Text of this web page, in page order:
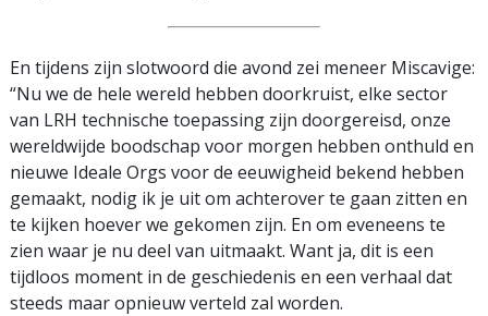
En tijdens zijn slotwoord die avond zei meneer Miscavige:
“Nu we de hele wereld hebben doorkruist, elke sector
van LRH technische toepassing zijn doorgereisd, onze
wereldwijde boodschap voor morgen hebben onthuld en
nieuwe Ideale Orgs voor de eeuwigheid bekend hebben
gemaakt, nodig ik je uit om achterover te gaan zitten en
te kijken hoever we gekomen zijn. En om eveneens te
zien waar je nu deel van uitmaakt. Want ja, dit is een
tijdloos moment in de geschiedenis en een verhaal dat
steeds maar opnieuw verteld zal worden.